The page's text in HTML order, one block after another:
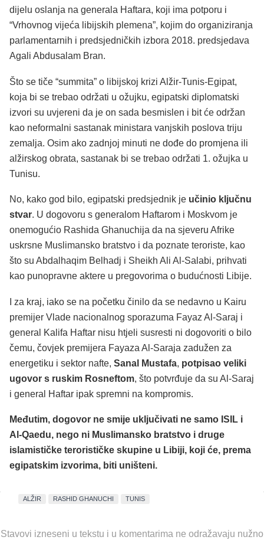
dijelu oslanja na generala Haftara, koji ima potporu i
“Vrhovnog vijeća libijskih plemena”, kojim do organiziranja
parlamentarnih i predsjedničkih izbora 2018. predsjedava
Agali Abdusalam Bran.
Što se tiče “summita” o libijskoj krizi Alžir-Tunis-Egipat,
koja bi se trebao održati u ožujku, egipatski diplomatski
izvori su uvjereni da je on sada besmislen i bit će održan
kao neformalni sastanak ministara vanjskih poslova triju
zemalja. Osim ako zadnjoj minuti ne dođe do promjena ili
alžirskog obrata, sastanak bi se trebao održati 1. ožujka u
Tunisu.
No, kako god bilo, egipatski predsjednik je učinio ključnu
stvar. U dogovoru s generalom Haftarom i Moskvom je
onemogućio Rashida Ghanuchija da na sjeveru Afrike
uskrsne Muslimansko bratstvo i da poznate teroriste, kao
što su Abdalhaqim Belhadj i Sheikh Ali Al-Salabi, prihvati
kao punopravne aktere u pregovorima o budućnosti Libije.
I za kraj, iako se na početku činilo da se nedavno u Kairu
premijer Vlade nacionalnog sporazuma Fayaz Al-Saraj i
general Kalifa Haftar nisu htjeli susresti ni dogovoriti o bilo
čemu, čovjek premijera Fayaza Al-Saraja zadužen za
energetiku i sektor nafte, Sanal Mustafa, potpisao veliki
ugovor s ruskim Rosneftom, što potvrđuje da su Al-Saraj
i general Haftar ipak spremni na kompromis.
Međutim, dogovor ne smije uključivati ne samo ISIL i
Al-Qaedu, nego ni Muslimansko bratstvo i druge
islamističke terorističke skupine u Libiji, koji će, prema
egipatskim izvorima, biti uništeni.
ALŽIR RASHID GHANUCHI TUNIS
Stavovi izneseni u tekstu i u komentarima ne odražavaju nužno